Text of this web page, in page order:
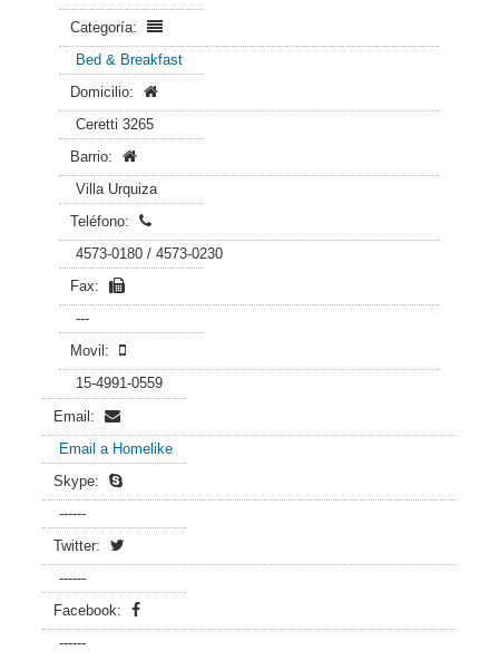
Categoría:
Bed & Breakfast
Domicilio:
Ceretti 3265
Barrio:
Villa Urquiza
Teléfono:
4573-0180 / 4573-0230
Fax:
---
Movil:
15-4991-0559
Email:
Email a Homelike
Skype:
------
Twitter:
------
Facebook:
------